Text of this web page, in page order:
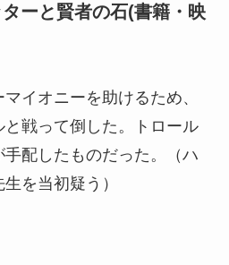
ーと賢者の石(書籍・映
イオニーを助けるため、
戦って倒した。トロール
配したものだった。（ハ
を当初疑う）